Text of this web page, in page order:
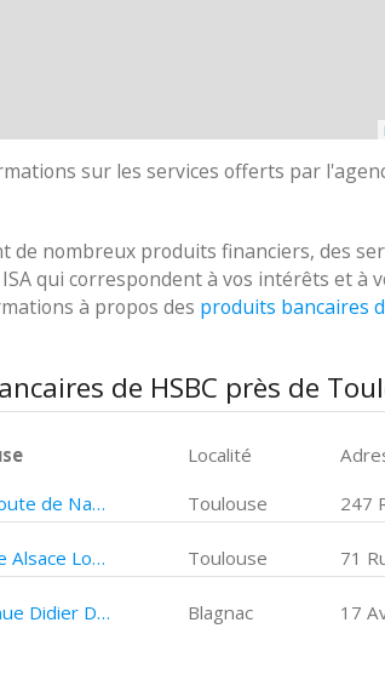
sur les services offerts par
de nombreux produits financiers, des
qui correspondent à vos intérêts et à
à propos des produits bancaires
de HSBC près de
Localité
HSBC Toulouse 247 Route de Narbonne
Toulouse 247
HSBC Toulouse 71 Rue Alsace Lorraine Toulouse 71
HSBC Blagnac 17 Avenue Didier Daurat Blagnac 17